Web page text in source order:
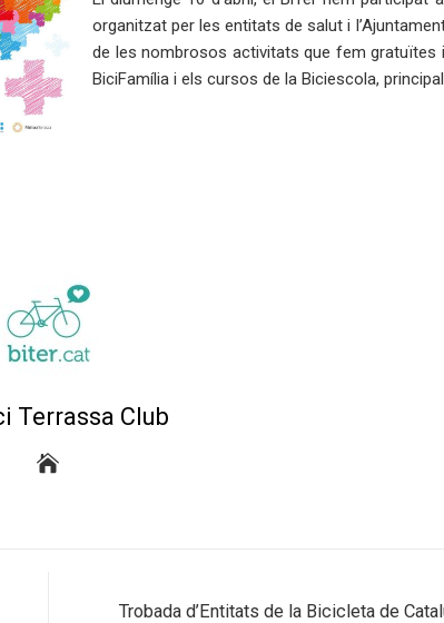
organitzat per les entitats de salut i
de les nombrosos activitats que fem gratuïtes
BiciFamília i els cursos de la Biciescola,
Terrassa Club
Trobada d’Entitats de la Bicicleta de